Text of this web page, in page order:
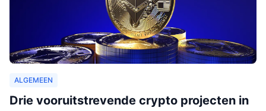
ALGEMEEN
Drie vooruitstrevende crypto projecten in